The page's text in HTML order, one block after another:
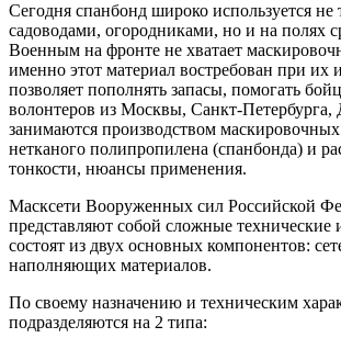
Сегодня спанбонд широко используется не
садоводами, огородниками, но и на полях
Военным на фронте не хватает
именно этот материал востребован при их
позволяет пополнять запасы, помогать
волонтеров из Москвы, Санкт-Петербурга,
занимаются производством маскировочных
нетканого полипропилена (спанбонда) и
тонкости, нюансы применения.
Масксети Вооруженных сил Российской
представляют собой сложные технические
состоят из двух основных компонентов:
наполняющих материалов.
По своему назначению и техническим
подразделяются на 2 типа: